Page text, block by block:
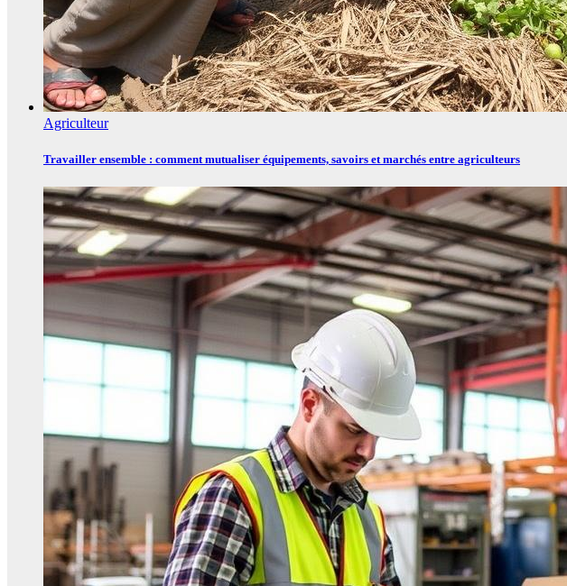
Agriculteur
Travailler ensemble : comment mutualiser équipements, savoirs et marchés entre agriculteurs